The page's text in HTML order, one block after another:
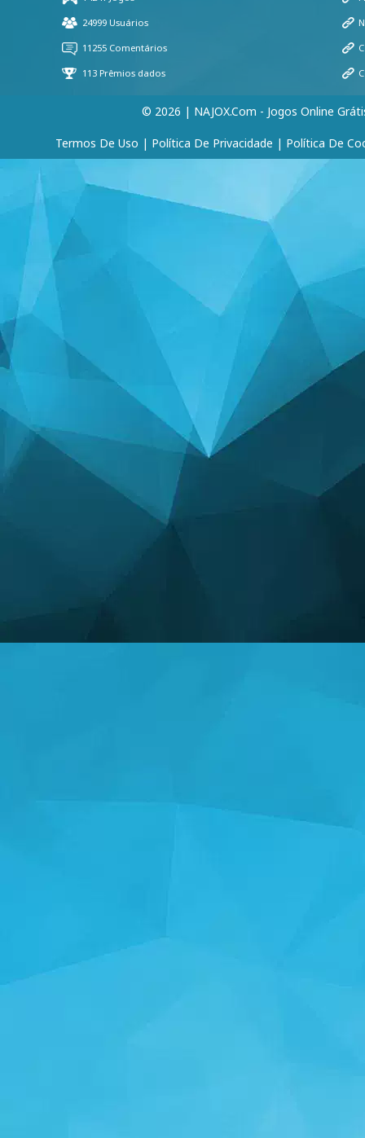
© 2026 | NAJOX.com - Jogos Online
Termos De Uso | Política De Privacidade | Política De